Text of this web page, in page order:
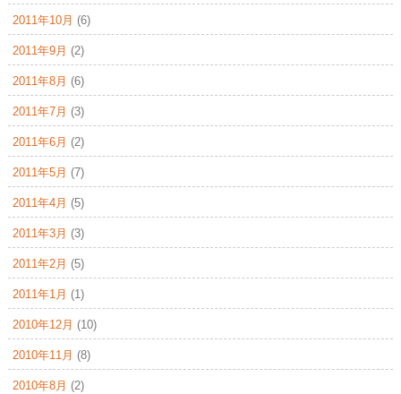
2011年10月 (6)
2011年9月 (2)
2011年8月 (6)
2011年7月 (3)
2011年6月 (2)
2011年5月 (7)
2011年4月 (5)
2011年3月 (3)
2011年2月 (5)
2011年1月 (1)
2010年12月 (10)
2010年11月 (8)
2010年8月 (2)